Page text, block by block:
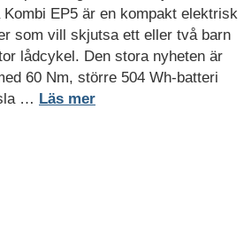
EP5 är en kompakt elektrisk
som vill skjutsa ett eller två barn
lådcykel. Den stora nyheten är
60 Nm, större 504 Wh-batteri
… Läs mer